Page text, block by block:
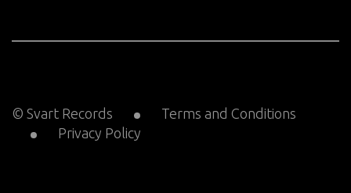
© Svart Records
Terms and Conditions
Privacy Policy